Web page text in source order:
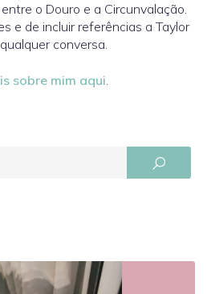
o Douro e a Circunvalação.
e de incluir referências a Taylor
conversa.
sobre mim aqui.